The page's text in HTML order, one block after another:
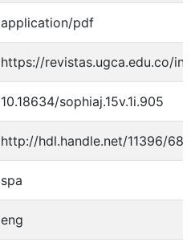
application/pdf
https://revistas.ugca.edu.co/
10.18634/sophiaj.15v.1i.905
http://hdl.handle.net/11396/
spa
eng